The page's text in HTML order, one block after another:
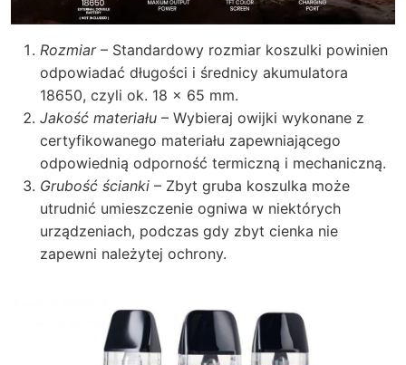
Rozmiar– Standardowy rozmiar koszulki powinien
odpowiadać długości i średnicy akumulatora
18650, czyli ok. 18 x 65 mm.
Jakość materiału – Wybieraj owijki wykonane z
certyfikowanego materiału zapewniającego
odpowiednią odporność termiczną i mechaniczną.
Grubość ścianki – Zbyt gruba koszulka może
utrudnić umieszczenie ogniwa w niektórych
urządzeniach, podczas gdy zbyt cienka nie
zapewni należytej ochrony.